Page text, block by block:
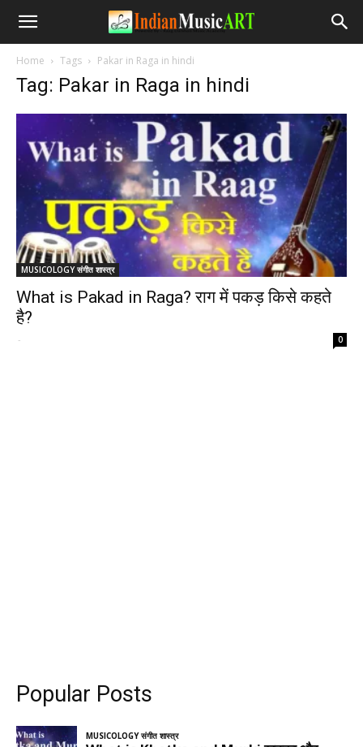
Home Tags Pakar in Raga in hindi
Tag: Pakar in Raga in hindi
MUSICOLOGY संगीत शास्त्र
What is Pakad in Raga? राग में पकड़ किसे कहते
है?
- 0
Popular Posts